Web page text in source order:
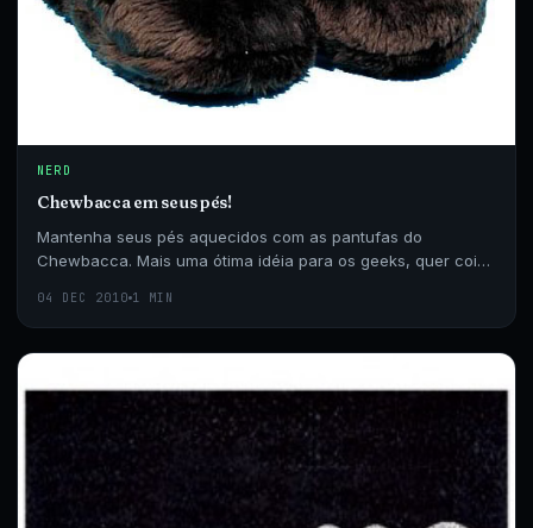
NERD
Chewbacca em seus pés!
Mantenha seus pés aquecidos com as pantufas do
Chewbacca. Mais uma ótima idéia para os geeks, quer coisa
04 DEC 2010 1 MIN